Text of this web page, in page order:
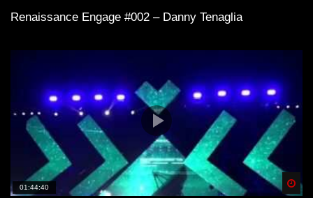
Renaissance Engage #002 – Danny Tenaglia
01:44:40